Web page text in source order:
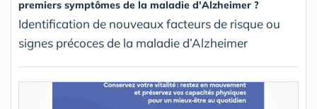
premiers symptômes de la maladie d'Alzheimer ?
Identification de nouveaux facteurs de risque ou
signes précoces de la maladie d’Alzheimer